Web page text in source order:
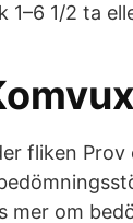
1–6 1/2 ta
fliken
mer om